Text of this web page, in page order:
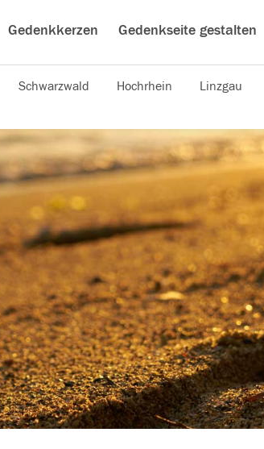
Gedenkkerzen Gedenkseite gestalten
Schwarzwald Hochrhein Linzgau